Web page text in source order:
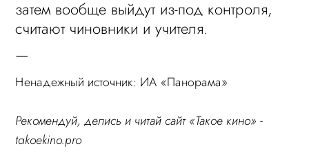
затем вообще выйдут из-под контроля,
считают чиновники и учителя.
—
Ненадежный источник: ИА «Панорама»
Рекомендуй, делись и читай сайт «Такое кино» -
takoekino.pro